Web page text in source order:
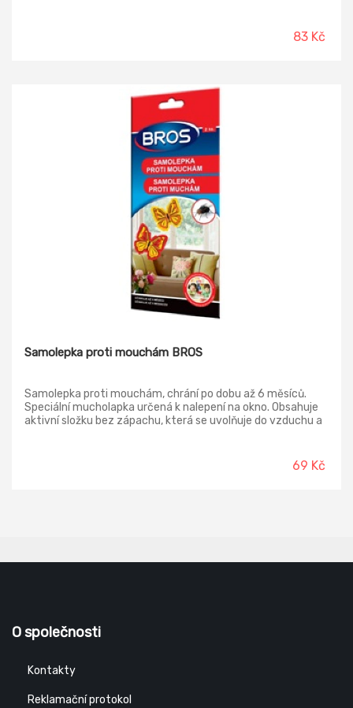
83 Kč
Samolepka proti mouchám BROS
Samolepka proti mouchám, chrání po dobu až 6 měsíců.
Speciální mucholapka určená k nalepení na okno. Obsahuje
aktivní složku bez zápachu, která se uvolňuje do vzduchu a
69 Kč
O společnosti
Kontakty
Reklamační protokol